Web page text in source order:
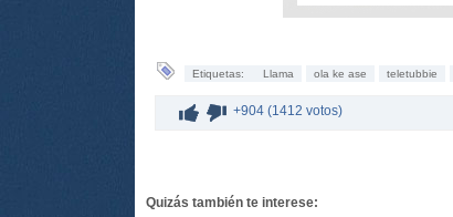
Etiquetas: Llama ola ke ase teletubbie
+904 (1412 votos)
Quizás también te interese: